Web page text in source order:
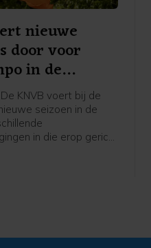
nieuwe
door voor
in de
KNVB voert bij de
seizoen in de
in die erop gericht